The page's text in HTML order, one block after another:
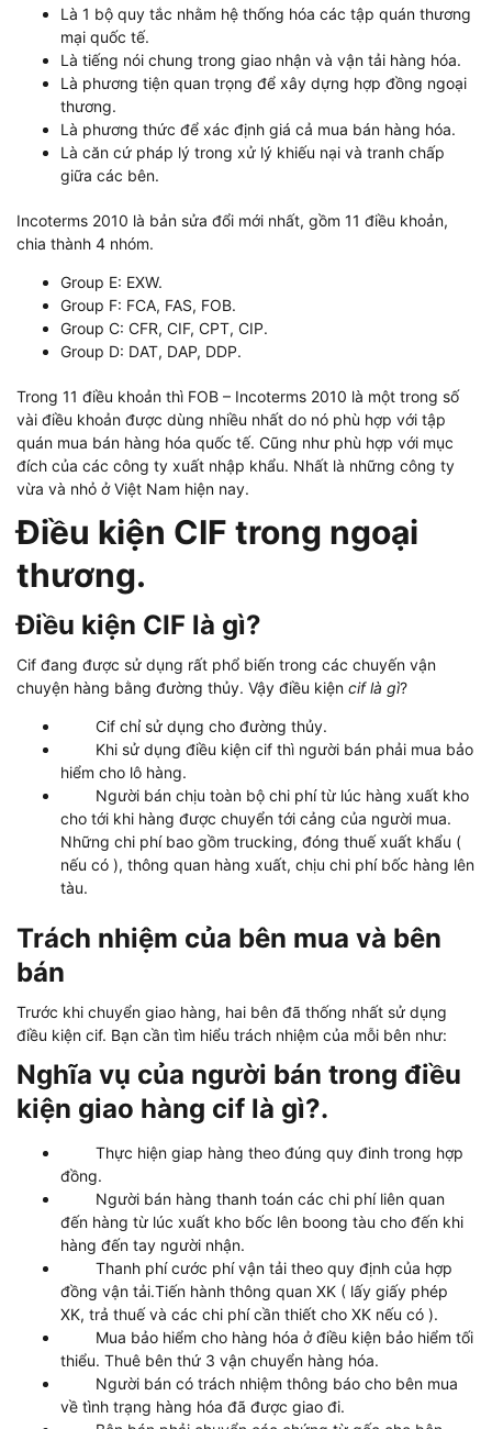
Là 1 bộ quy tắc nhằm hệ thống hóa các tập quán thương
mại quốc tế.
Là tiếng nói chung trong giao nhận và vận tải hàng hóa.
Là phương tiện quan trọng để xây dựng hợp đồng ngoại
thương.
Là phương thức để xác định giá cả mua bán hàng hóa.
Là căn cứ pháp lý trong xử lý khiếu nại và tranh chấp
giữa các bên.
Incoterms 2010 là bản sửa đổi mới nhất, gồm 11 điều khoản,
chia thành 4 nhóm.
Group E: EXW.
Group F: FCA, FAS, FOB.
Group C: CFR, CIF, CPT, CIP.
Group D: DAT, DAP, DDP.
Trong 11 điều khoản thì FOB – Incoterms 2010 là một trong số
vài điều khoản được dùng nhiều nhất do nó phù hợp với tập
quán mua bán hàng hóa quốc tế. Cũng như phù hợp với mục
đích của các công ty xuất nhập khẩu. Nhất là những công ty
vừa và nhỏ ở Việt Nam hiện nay.
Điều kiện CIF trong ngoại
thương.
Điều kiện CIF là gì?
Cif đang được sử dụng rất phổ biến trong các chuyến vận
chuyện hàng bằng đường thủy. Vậy điều kiện cif là gì?
Cif chỉ sử dụng cho đường thủy.
Khi sử dụng điều kiện cif thì người bán phải mua bảo
hiểm cho lô hàng.
Người bán chịu toàn bộ chi phí từ lúc hàng xuất kho
cho tới khi hàng được chuyển tới cảng của người mua.
Những chi phí bao gồm trucking, đóng thuế xuất khẩu (
nếu có ), thông quan hàng xuất, chịu chi phí bốc hàng lên
tàu.
Trách nhiệm của bên mua và bên
bán
Trước khi chuyển giao hàng, hai bên đã thống nhất sử dụng
điều kiện cif. Bạn cần tìm hiểu trách nhiệm của mỗi bên như:
Nghĩa vụ của người bán trong điều
kiện giao hàng cif là gì?.
Thực hiện giap hàng theo đúng quy đinh trong hợp
đồng.
Người bán hàng thanh toán các chi phí liên quan
đến hàng từ lúc xuất kho bốc lên boong tàu cho đến khi
hàng đến tay người nhận.
Thanh phí cước phí vận tải theo quy định của hợp
đồng vận tải.Tiến hành thông quan XK ( lấy giấy phép
XK, trả thuế và các chi phí cần thiết cho XK nếu có ).
Mua bảo hiểm cho hàng hóa ở điều kiện bảo hiểm tối
thiểu. Thuê bên thứ 3 vận chuyển hàng hóa.
Người bán có trách nhiệm thông báo cho bên mua
về tình trạng hàng hóa đã được giao đi.